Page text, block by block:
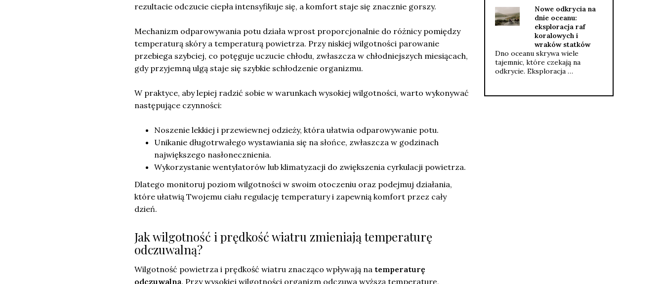
rezultacie odczucie ciepła intensyfikuje się, a komfort staje się znacznie gorszy.
Mechanizm odparowywania potu działa wprost proporcjonalnie do różnicy pomiędzy
temperaturą skóry a temperaturą powietrza. Przy niskiej wilgotności parowanie
przebiega szybciej, co potęguje uczucie chłodu, zwłaszcza w chłodniejszych miesiącach,
gdy przyjemną ulgą staje się szybkie schłodzenie organizmu.
W praktyce, aby lepiej radzić sobie w warunkach wysokiej wilgotności, warto wykonywać
następujące czynności:
Noszenie lekkiej i przewiewnej odzieży, która ułatwia odparowywanie potu.
Unikanie długotrwałego wystawiania się na słońce, zwłaszcza w godzinach
największego nasłonecznienia.
Wykorzystanie wentylatorów lub klimatyzacji do zwiększenia cyrkulacji powietrza.
Dlatego monitoruj poziom wilgotności w swoim otoczeniu oraz podejmuj działania,
które ułatwią Twojemu ciału regulację temperatury i zapewnią komfort przez cały
dzień.
Jak wilgotność i prędkość wiatru zmieniają temperaturę
odczuwalną?
Wilgotność powietrza i prędkość wiatru znacząco wpływają na temperaturę
odczuwalną. Przy wysokiej wilgotności organizm odczuwa wyższą temperaturę,
Nowe odkrycia na
dnie oceanu:
eksploracja raf
koralowych i
wraków statków
Dno oceanu skrywa wiele
tajemnic, które czekają na
odkrycie. Eksploracja …